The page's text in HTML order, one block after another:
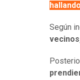
Según